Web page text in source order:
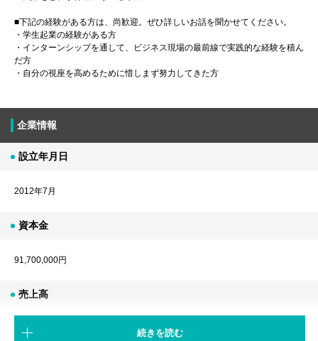
■下記の経験がある方は、尚歓迎。ぜひ詳しいお話を聞かせてください。
・学生起業の経験がある方
・インターンシップを通して、ビジネス現場の最前線で実践的な経験を積ん
だ方
・自分の視座を高めるために惜しまず努力してきた方
企業情報
設立年月日
2012年7月
資本金
91,700,000円
売上高
9,535,890,000円（2024年度） 続きを読む